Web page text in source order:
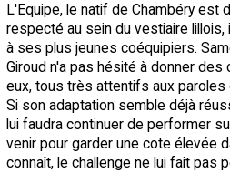
L'Equipe, le natif de Chambéry est
respecté au sein du vestiaire
à ses plus jeunes coéquipiers.
Giroud n'a pas hésité à donner
eux, tous très attentifs aux paroles
Si son adaptation semble déjà
lui faudra continuer de performer
venir pour garder une cote élevée
connaît, le challenge ne lui fait pas